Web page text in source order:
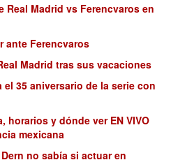
Real Madrid vs Ferencvaros en
ante Ferencvaros
Madrid tras sus vacaciones
el 35 aniversario de la serie con
horarios y dónde ver EN VIVO
mexicana
no sabía si actuar en